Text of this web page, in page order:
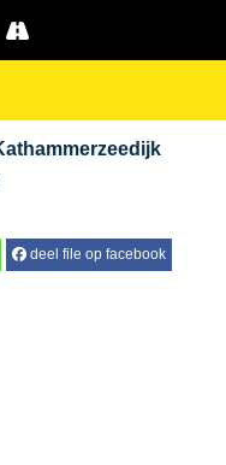
deel file op facebook